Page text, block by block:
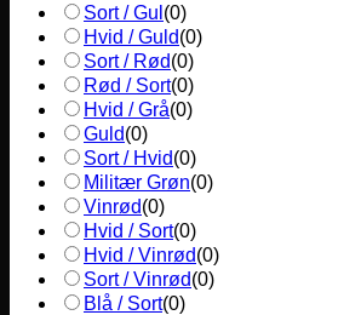
Sort / Gul (0)
Hvid / Guld(0)
Sort / Rød(0)
Rød / Sort(0)
Hvid / Grå(0)
Guld(0)
Sort / Hvid(0)
Militær Grøn(0)
Vinrød(0)
Hvid / Sort(0)
Hvid / Vinrød(0)
Sort / Vinrød(0)
Blå / Sort(0)